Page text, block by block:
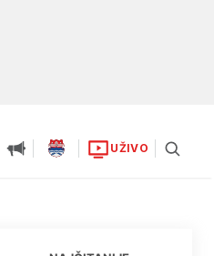
UŽIVO